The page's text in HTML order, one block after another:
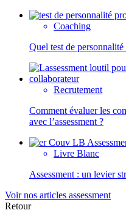
Coaching
Quel test de
Recrutement
Comment évaluer les
avec l’assessment ?
Livre Blanc
Assessment : un levier
Voir nos articles assessment
Retour